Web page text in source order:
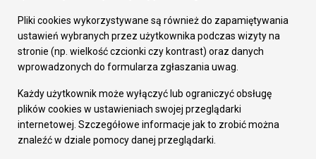
Gospodarka
Fundusze europejskie
Środki krajowe
Oferty inwestycyjne
Pozostałe
Deklaracja dostępności
Dane osobowe
Dodaj opinię o witrynie
Pliki cookies wykorzystywane są również do zapamiętywania
ustawień wybranych przez użytkownika podczas wizyty na
stronie (np. wielkość czcionki czy kontrast) oraz danych
wprowadzonych do formularza zgłaszania uwag.
Każdy użytkownik może wyłączyć lub ograniczyć obsługę
plików cookies w ustawieniach swojej przeglądarki
internetowej. Szczegółowe informacje jak to zrobić można
znaleźć w dziale pomocy danej przeglądarki.